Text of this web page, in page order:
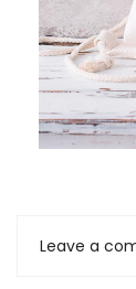
Leave a